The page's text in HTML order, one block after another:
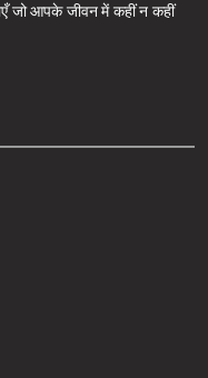
जो आपके जीवन में कहीं न कहीं